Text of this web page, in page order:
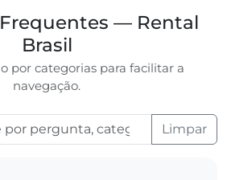
— Rental
Brasil
por categorias para facilitar a
navegação.
Limpar